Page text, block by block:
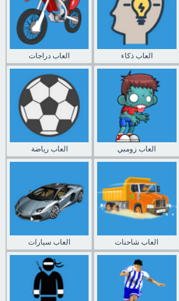
العاب دراجات العاب ذكاء
العاب رياضة العاب زومبي
العاب سيارات العاب شاحنات